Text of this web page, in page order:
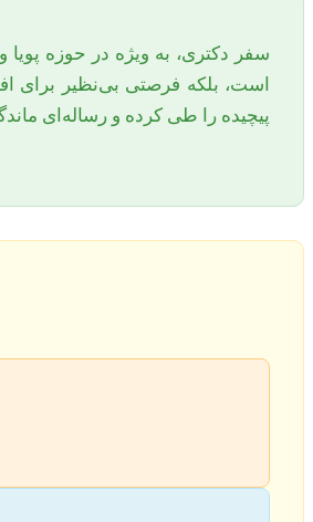
سفر دکتری، به ویژه در حوزه
است، بلکه فرصتی بی‌نظیر برای
پیچیده را طی کرده و رساله‌ای